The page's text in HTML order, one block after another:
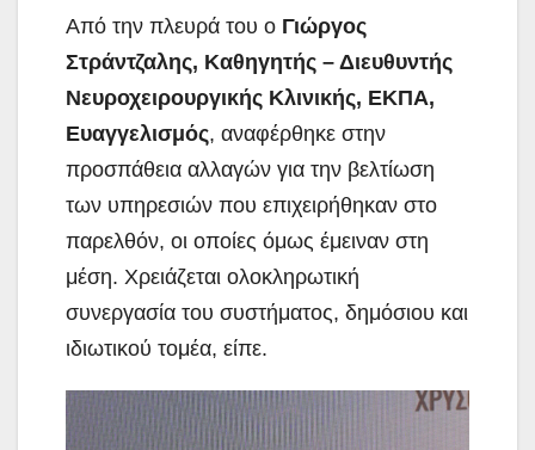
Από την πλευρά του ο Γιώργος
Στράντζαλης, Καθηγητής – Διευθυντής
Νευροχειρουργικής Κλινικής, ΕΚΠΑ,
Ευαγγελισμός, αναφέρθηκε στην
προσπάθεια αλλαγών για την βελτίωση
των υπηρεσιών που επιχειρήθηκαν στο
παρελθόν, οι οποίες όμως έμειναν στη
μέση. Χρειάζεται ολοκληρωτική
συνεργασία του συστήματος, δημόσιου και
ιδιωτικού τομέα, είπε.